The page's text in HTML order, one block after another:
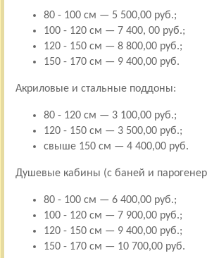
80 - 100 см — 5 500,00 руб.;
100 - 120 см — 7 400, 00 руб.;
120 - 150 см — 8 800,00 руб.;
150 - 170 см — 9 400,00 руб.
Акриловые и стальные поддоны:
80 - 120 см — 3 100,00 руб.;
120 - 150 см — 3 500,00 руб.;
свыше 150 см — 4 400,00 руб.
Душевые кабины (с баней и
80 - 100 см — 6 400,00 руб.;
100 - 120 см — 7 900,00 руб.;
120 - 150 см — 9 400,00 руб.;
150 - 170 см — 10 700,00 руб.